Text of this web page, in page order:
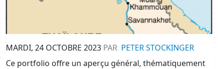
MARDI, 24 OCTOBRE 2023 PAR PETER STOCKINGER
Ce portfolio offre un aperçu général, thématiquement